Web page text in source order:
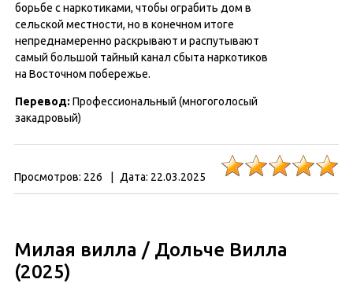
борьбе с наркотиками, чтобы ограбить дом в
сельской местности, но в конечном итоге
непреднамеренно раскрывают и распутывают
самый большой тайный канал сбыта наркотиков
на Восточном побережье.
Перевод: Профессиональный (многоголосый
закадровый)
Просмотров: 226 Дата: 22.03.2025
Милая вилла / Дольче Вилла
(2025)